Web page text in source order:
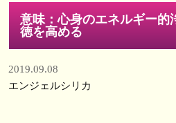
意味：心身のエネルギー的
徳を高める
2019.09.08
エンジェルシリカ